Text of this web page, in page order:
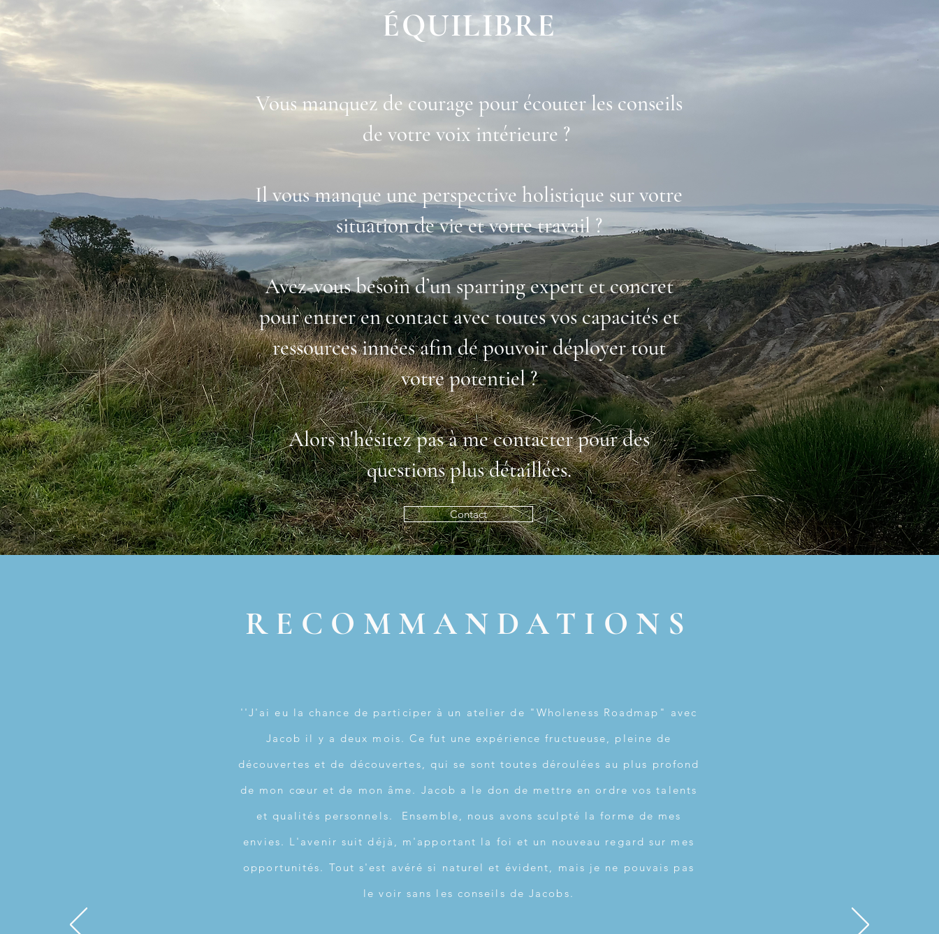
ÉQUILIBRE
Vous manquez de courage pour écouter les conseils
de votre voix intérieure ?
Il vous manque une perspective holistique sur votre
situation de vie et votre travail ?
Avez-vous besoin d’un sparring expert et concret
pour entrer en contact avec toutes vos capacités et
ressources innées afin de pouvoir déployer tout
votre potentiel ?
Alors n'hésitez pas à me contacter pour des
questions plus détaillées.
Contact
RECOMMANDATIONS
''J'ai eu la chance de participer à un atelier de "Wholeness Roadmap" avec
Jacob il y a deux mois. Ce fut une expérience fructueuse, pleine de
découvertes et de découvertes, qui se sont toutes déroulées au plus profond
de mon cœur et de mon âme. Jacob a le don de mettre en ordre vos talents
et qualités personnels. Ensemble, nous avons sculpté la forme de mes
envies. L'avenir suit déjà, m'apportant la foi et un nouveau regard sur mes
opportunités. Tout s'est avéré si naturel et évident, mais je ne pouvais pas
le voir sans les conseils de Jacobs.